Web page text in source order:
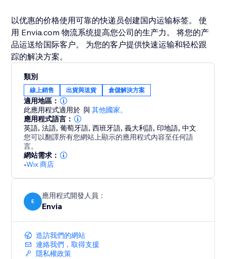
以优惠的价格使用可靠的快递员创建国内运输标签。 使
用 Envia.com 物流系统提高您公司的生产力。 将您的产
品运送给国际客户。 为您的客户提供快速运输和轻松跟
踪的解决方案。
類別
線上銷售 出貨與送貨 倉儲解決方案
適用地區：
此應用程式適用於 與其他國家。
應用程式語言：
英語,法語,葡萄牙語,西班牙語,義大利語, 印地語,中文
您可以翻譯所有您網站上顯示的應用程式內容至任何語
言。
網站需求：
-Wix 商店
E
應用程式開發人員：
Envia
造訪我們的網站
連絡我們，取得支援
隱私權政策